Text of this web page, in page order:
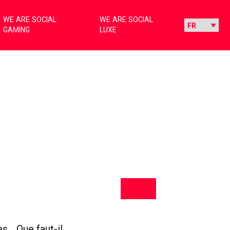
WE ARE SOCIAL
GAMING
WE ARE SOCIAL
LUXE